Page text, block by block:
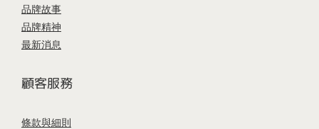
品牌故事
品牌精神
最新消息
顧客服務
條款與細則